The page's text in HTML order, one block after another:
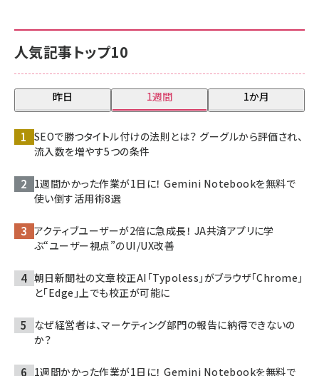
人気記事トップ10
昨日 1週間 1か月
SEOで勝つタイトル付けの法則とは？ グーグルから評価され、
流入数を増やす5つの条件
1週間かかった作業が1日に！ Gemini Notebookを無料で
使い倒す活用術8選
アクティブユーザーが2倍に急成長！ JA共済アプリに学
ぶ“ユーザー視点”のUI/UX改善
朝日新聞社の文章校正AI「Typoless」がブラウザ「Chrome」
と「Edge」上でも校正が可能に
なぜ経営者は、マーケティング部門の報告に納得できないの
か？
1週間かかった作業が1日に！ Gemini Notebookを無料で